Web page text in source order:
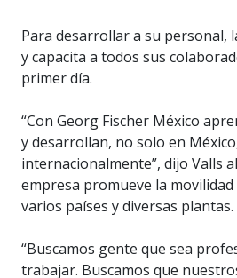
Para desarrollar a su personal,
y capacita a todos sus
primer día.
“Con Georg Fischer México
y desarrollan, no solo en
internacionalmente”, dijo Valls
empresa promueve la
varios países y diversas plantas.
“Buscamos gente que sea
trabajar. Buscamos que